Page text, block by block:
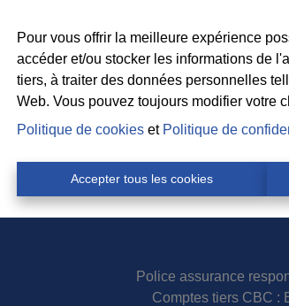
Pour vous offrir la meilleure expérience
accéder et/ou stocker les informations de
tiers, à traiter des données personnelles
Web. Vous pouvez toujours modifier votre
Politique de cookies et Politique de
Accepter tous les cookies
Police assurance
Comptes tiers CBC :